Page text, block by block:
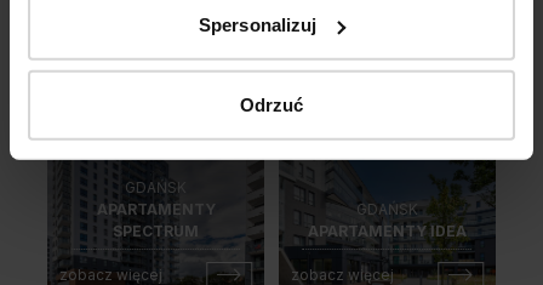
Spersonalizuj
Odrzuć
GDAŃSK
APARTAMENTY
SPECTRUM
zobacz więcej
GDAŃSK
APARTAMENTY IDEA
zobacz więcej